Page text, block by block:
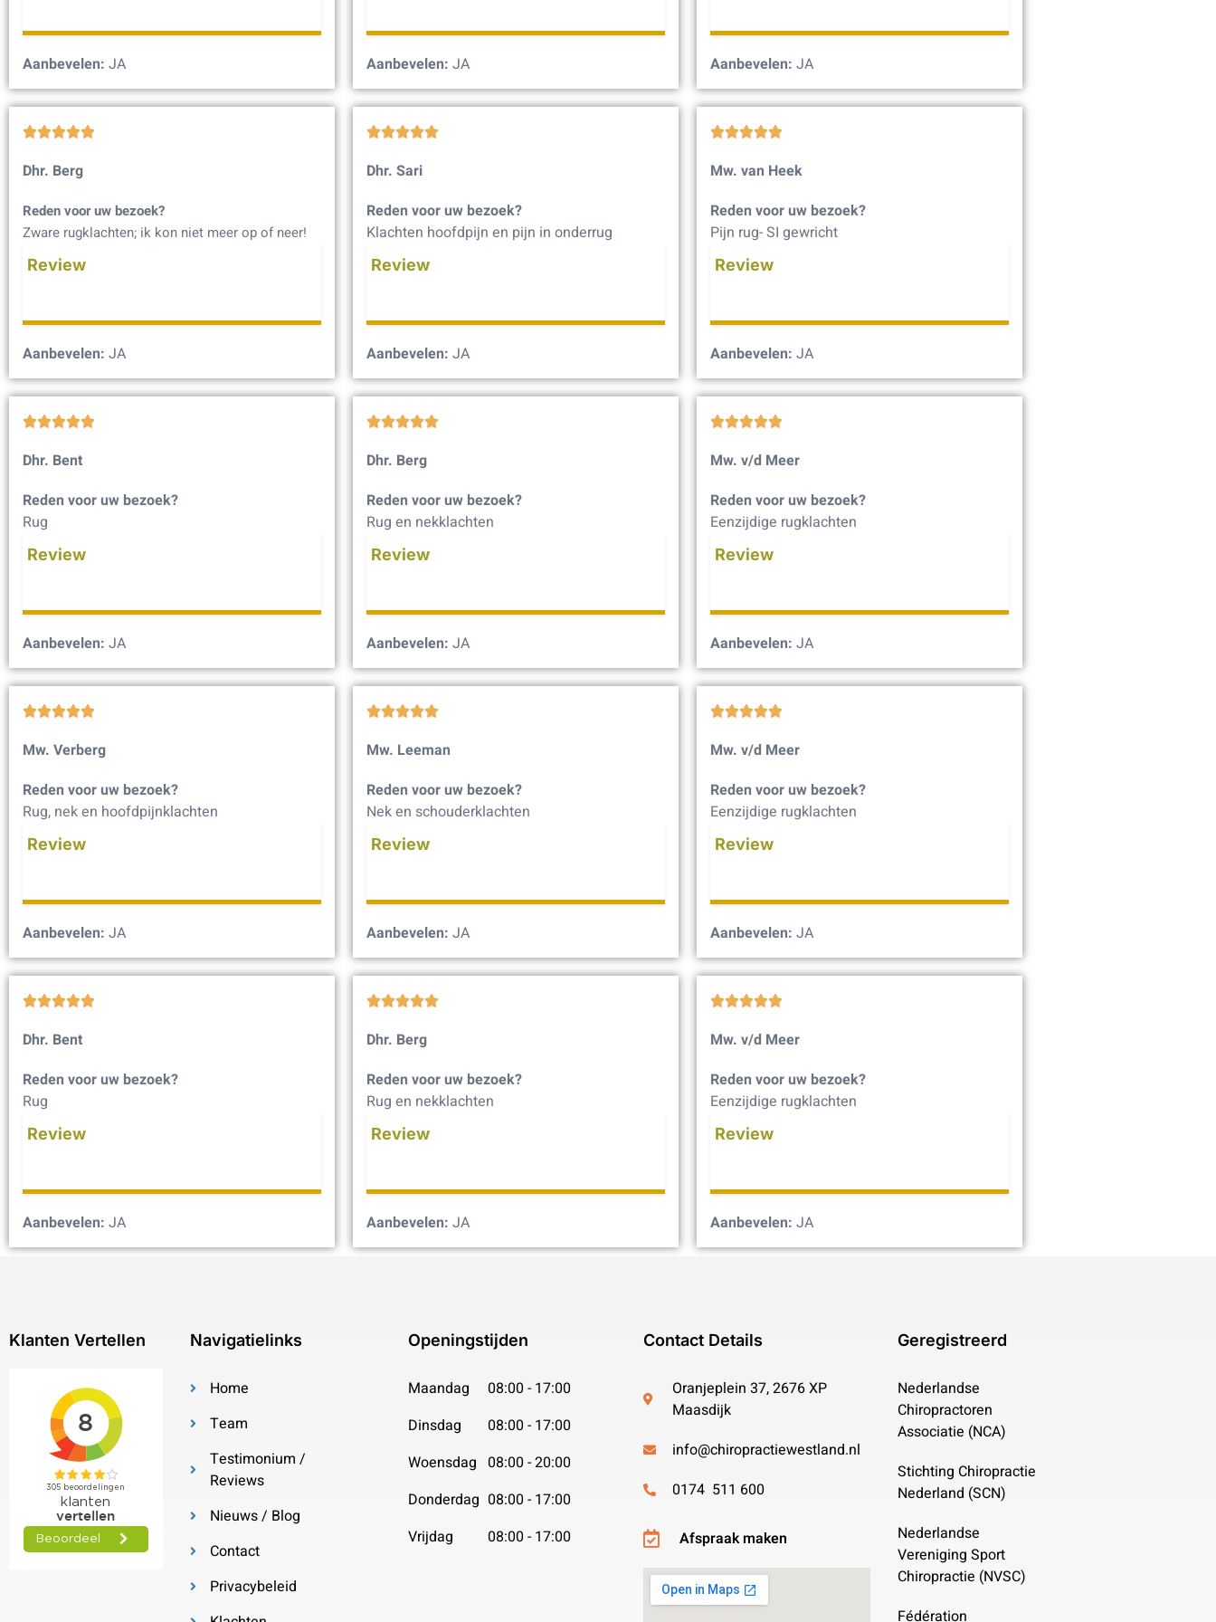
Aanbevelen: JA Aanbevelen: JA Aanbevelen: JA

Dhr. Berg
Reden voor uw bezoek?
Zware rugklachten; ik kon niet meer op of neer!
Review
Aanbevelen: JA

Dhr. Sari
Reden voor uw bezoek?
Klachten hoofdpijn en pijn in onderrug
Review
Aanbevelen: JA

Mw. van Heek
Reden voor uw bezoek?
Pijn rug- SI gewricht
Review
Aanbevelen: JA

Dhr. Bent
Reden voor uw bezoek?
Rug
Review
Aanbevelen: JA

Dhr. Berg
Reden voor uw bezoek?
Rug en nekklachten
Review
Aanbevelen: JA

Mw. v/d Meer
Reden voor uw bezoek?
Eenzijdige rugklachten
Review
Aanbevelen: JA

Mw. Verberg
Reden voor uw bezoek?
Rug, nek en hoofdpijnklachten
Review
Aanbevelen: JA

Mw. Leeman
Reden voor uw bezoek?
Nek en schouderklachten
Review
Aanbevelen: JA

Mw. v/d Meer
Reden voor uw bezoek?
Eenzijdige rugklachten
Review
Aanbevelen: JA

Dhr. Bent
Reden voor uw bezoek?
Rug
Review
Aanbevelen: JA

Dhr. Berg
Reden voor uw bezoek?
Rug en nekklachten
Review
Aanbevelen: JA

Mw. v/d Meer
Reden voor uw bezoek?
Eenzijdige rugklachten
Review
Aanbevelen: JA
Klanten Vertellen Navigatielinks
Home
Team
Testimonium /
Reviews
Nieuws / Blog
Contact
Privacybeleid
Openingstijden
Maandag
08:00 - 17:00
Dinsdag
08:00 - 17:00
Woensdag 08:00 - 20:00
Donderdag 08:00 - 17:00
Vrijdag
08:00 - 17:00
Contact Details
Oranjeplein 37, 2676 XP
Maasdijk
info@chiropractiewestland.nl
0174 511 600
Afspraak maken
Geregistreerd
Nederlandse
Chiropractoren
Associatie (NCA)
Stichting Chiropractie
Nederland (SCN)
Nederlandse
Vereniging Sport
Chiropractie (NVSC)
Fédération